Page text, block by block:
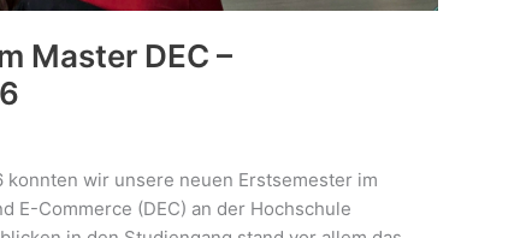
Master DEC –
wir unsere neuen Erstsemester im
E-Commerce (DEC) an der Hochschule